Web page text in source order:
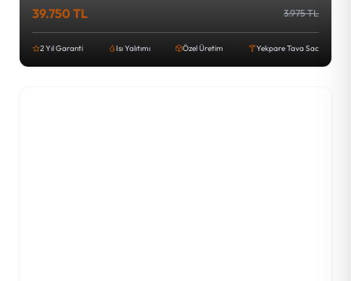
39.750 TL 3.975 TL
2 Yıl Garanti Isı Yalıtımı Özel Üretim Yekpare Tava Sac